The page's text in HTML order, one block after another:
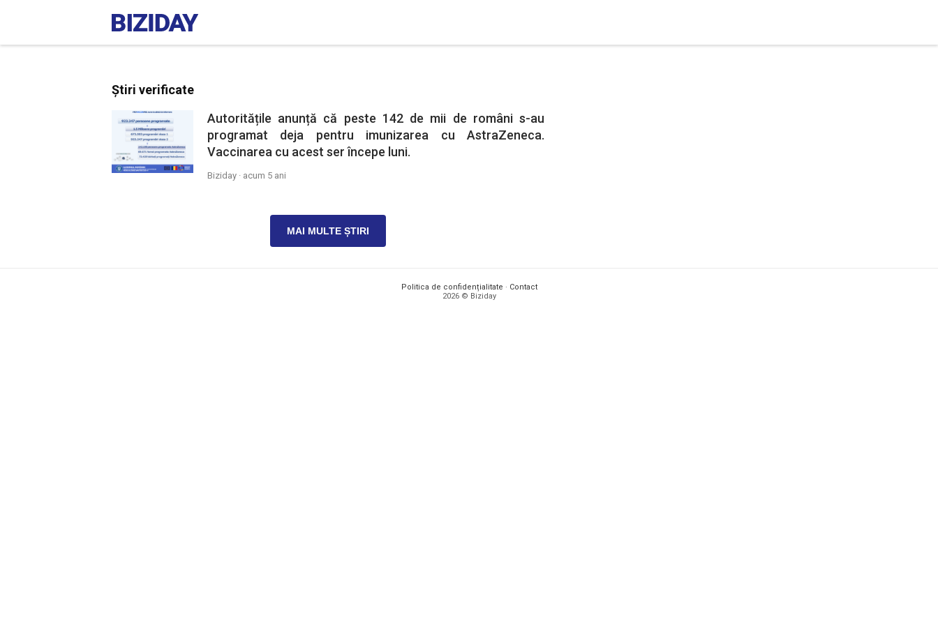
Știri verificate
Autoritățile anunță că peste 142 de mii de români s-au
programat deja pentru imunizarea cu AstraZeneca.
Vaccinarea cu acest ser începe luni.
Biziday · acum 5 ani
MAI MULTE ȘTIRI
Politica de confidențialitate · Contact
2026 © Biziday